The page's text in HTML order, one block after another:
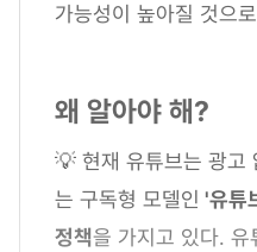
가능성이 높아질 것으
왜 알아야 해?
💡 현재 유튜브는 광고
는 구독형 모델인 '유튜
정책을 가지고 있다. 유